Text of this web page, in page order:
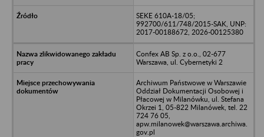
SEKE 610A-18/05;
992700/611/748/2015-SAK, UNP:
2017-00188672, 2026-00125380
Confex AB Sp. z o.o., 02-677
Warszawa, ul. Cybernetyki 2
Archiwum Państwowe w Warszawie
Oddział Dokumentacji Osobowej i
Płacowej w Milanówku, ul. Stefana
Okrzei 1, 05-822 Milanówek, tel. 22
724 76 05,
apw.milanowek@warszawa.archiwa.
gov.pl